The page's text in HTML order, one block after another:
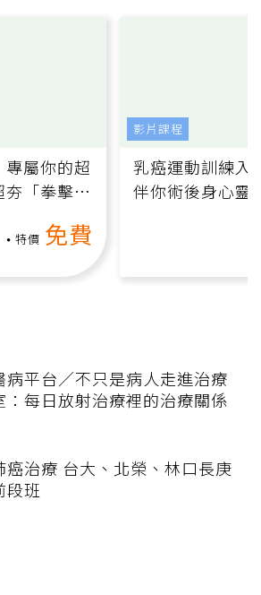
專屬你的超
「拳擊有
特價 免費
乳癌運動訓練入
伴你術後身心靈
影片課程
病平台／不只是病人走進治療
：每日放射治療裡的治療關係
癌治療 台大、北榮、林口長庚
段班